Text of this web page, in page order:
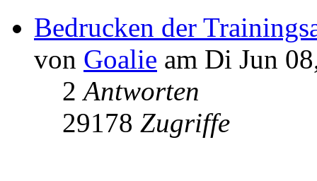
Bedrucken der
von Goalie am Di Jun
2Antworten
29178 Zugriffe